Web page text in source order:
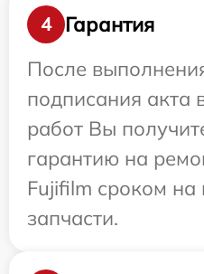
4
Гарантия
После
подписания акта
работ Вы
гарантию на
Fujifilm сроком на
запчасти.